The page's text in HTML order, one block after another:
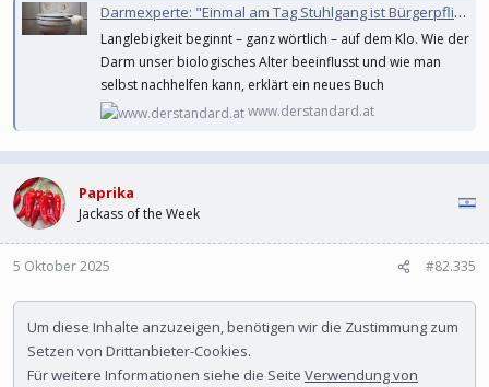
Darmexperte: "Einmal am Tag Stuhlgang ist Bürgerpflicht"
Langlebigkeit beginnt – ganz wörtlich – auf dem Klo. Wie der
Darm unser biologisches Alter beeinflusst und wie man
selbst nachhelfen kann, erklärt ein neues Buch
www.derstandard.at
Paprika
Jackass of the Week
5 Oktober 2025 #82.335
Um diese Inhalte anzuzeigen, benötigen wir die Zustimmung zum
Setzen von Drittanbieter-Cookies.
Für weitere Informationen siehe die Seite Verwendung von